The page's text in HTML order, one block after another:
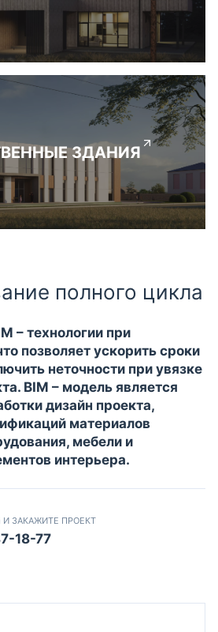
ЗДАНИЯ
полного цикла
– технологии при
позволяет ускорить сроки
неточности при увязке
BIM – модель является
дизайн проекта,
материалов
мебели и
интерьера.
ЗАКАЖИТЕ ПРОЕКТ
18-77